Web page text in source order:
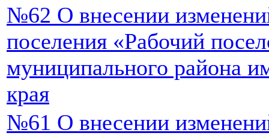
№62 О внесении
поселения «Рабочий
муниципального района
края
№61 О внесении